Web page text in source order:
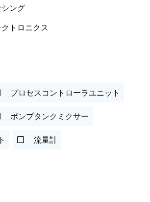
ング
トロニクス
プロセスコントローラユニット
ポンプタンクミクサー
流量計